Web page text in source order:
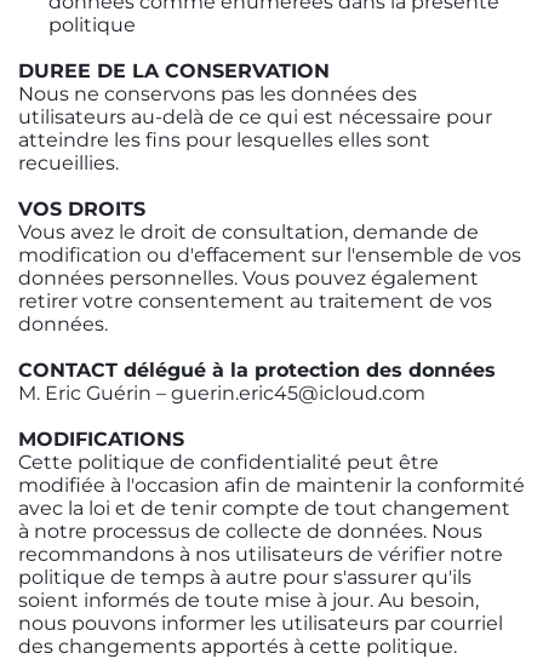
politique
DUREE DE LA CONSERVATION
Nous ne conservons pas les données des
utilisateurs au-delà de ce qui est nécessaire pour
atteindre les fins pour lesquelles elles sont
recueillies.
VOS DROITS
Vous avez le droit de consultation, demande de
modification ou d'effacement sur l'ensemble de vos
données personnelles. Vous pouvez également
retirer votre consentement au traitement de vos
données.
CONTACT délégué à la protection des données
M. Eric Guérin – guerin.eric45@icloud.com
MODIFICATIONS
Cette politique de confidentialité peut être
modifiée à l'occasion afin de maintenir la conformité
avec la loi et de tenir compte de tout changement
à notre processus de collecte de données. Nous
recommandons à nos utilisateurs de vérifier notre
politique de temps à autre pour s'assurer qu'ils
soient informés de toute mise à jour. Au besoin,
nous pouvons informer les utilisateurs par courriel
des changements apportés à cette politique.